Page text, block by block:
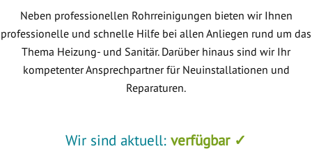
Neben professionellen Rohrreinigungen bieten wir Ihnen
professionelle und schnelle Hilfe bei allen Anliegen rund um das
Thema Heizung- und Sanitär. Darüber hinaus sind wir Ihr
kompetenter Ansprechpartner für Neuinstallationen und
Reparaturen.
Wir sind aktuell: verfügbar ✓